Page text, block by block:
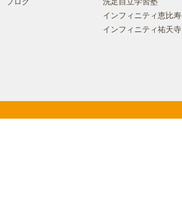
インフィニティ恵比寿
インフィニティ祐天寺